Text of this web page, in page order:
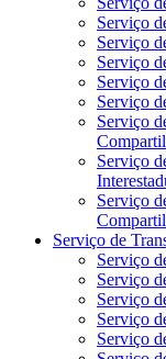
Serviço
Serviço
Serviço
Serviço
Serviço
Serviço
Serviço
Serviço
Serviço de
Serviço
Serviço
Serviço
Serviço
Serviço